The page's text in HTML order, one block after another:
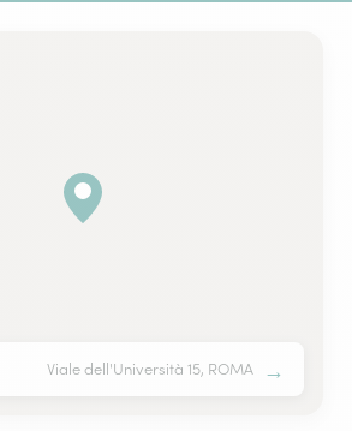
Viale dell'Università 15, ROMA →